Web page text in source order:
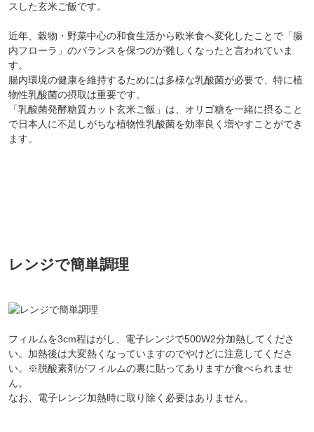
スした玄米ご飯です。
近年、穀物・野菜中心の和食生活から欧米食へ変化したことで「腸
内フローラ」のバランスを保つのが難しくなったと言われていま
す。
腸内環境の健康を維持するためには多様な乳酸菌が必要で、特に植
物性乳酸菌の摂取は重要です。
「乳酸菌発酵糖質カット玄米ご飯」は、オリゴ糖を一緒に摂ること
で日本人に不足しがちな植物性乳酸菌を効率良く増やすことができ
ます。
レンジで簡単調理
フィルムを3cm程はがし、電子レンジで500W2分加熱してくださ
い。加熱後は大変熱くなっていますのでやけどに注意してくださ
い。※脱酸素剤がフィルムの裏に貼ってありますが食べられませ
ん。
なお、電子レンジ加熱時に取り除く必要はありません。